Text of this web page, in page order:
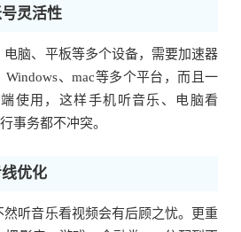
灵活性
电脑、平板等多个设备，需要加速器
Windows、mac等多个平台，而且一
使用，这样手机听音乐、电脑看
事务都不冲突。
优化
听音乐看视频会有后顾之忧。更重